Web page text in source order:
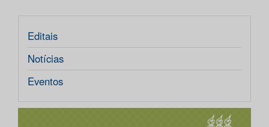
Editais
Notícias
Eventos